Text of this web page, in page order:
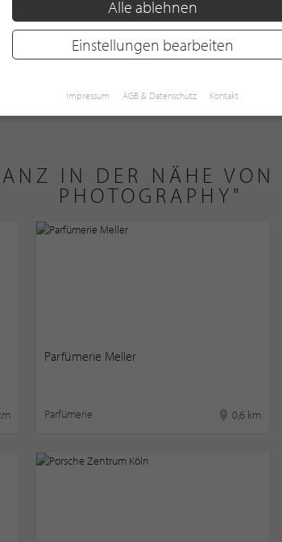
Immobilienmakler
IN DER NÄHE VON
PHOTOGRAPHY"
Parfümerie Meller
Parfümerie 0,6 km
Alle ablehnen
Einstellungen bearbeiten
Impressum AGB & Datenschutz Kontakt